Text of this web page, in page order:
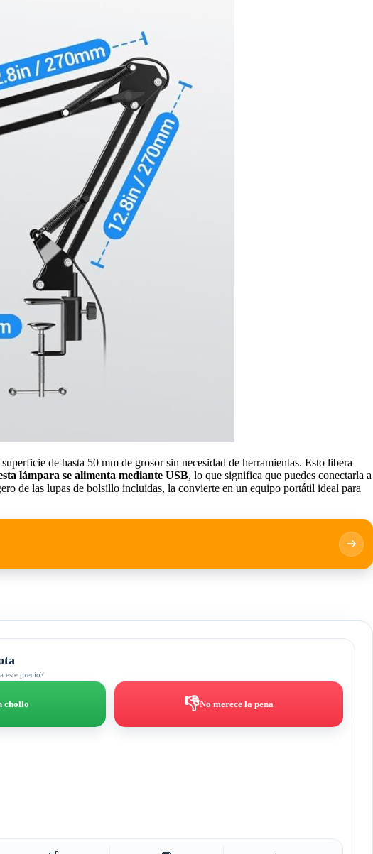
de hasta 50 mm de grosor sin necesidad de herramientas. Esto libera
lámpara se alimenta mediante USB, lo que significa que puedes conectarla a
de las lupas de bolsillo incluidas, la convierte en un equipo portátil ideal para
este precio?
chollo 👎No merece la pena